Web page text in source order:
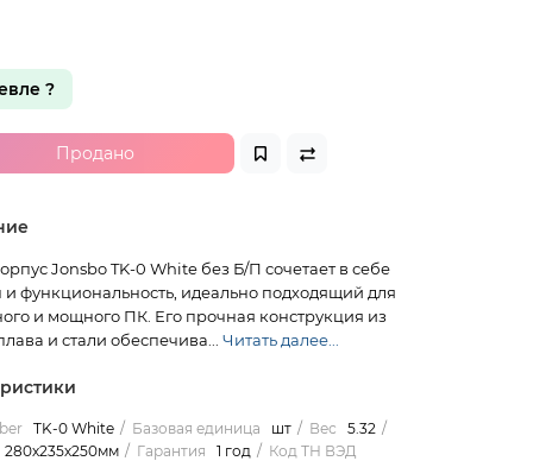
?
Продано
Jonsbo TK-0 White без Б/П сочетает в себе
функциональность, идеально подходящий для
и мощного ПК. Его прочная конструкция из
и стали обеспечива... Читать далее...
TK-0 White Базовая единица шт Вес
5.32
280х235х250мм Гарантия 1 год
Код ТН ВЭД